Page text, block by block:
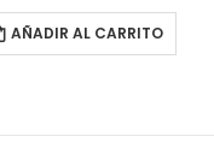
AÑADIR AL CARRITO